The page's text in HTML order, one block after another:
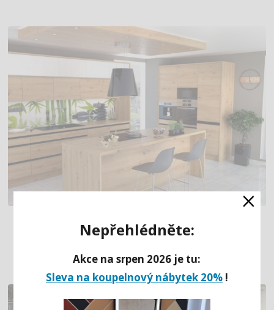
MODERNÍ LINIOVÁ KUCHYNĚ
S OSTRŮVKEM
Nepřehlédněte:
Akce na srpen 2026 je tu:
Sleva na koupelnový nábytek 20%!
×